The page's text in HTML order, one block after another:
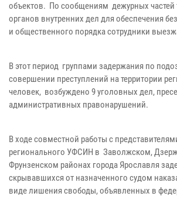
объектов. По сообщениям дежурных частей
органов внутренних дел для обеспечения
и общественного порядка сотрудники
В этот период группами задержания по
совершении преступлений на территории
человек, возбуждено 9 уголовных дел,
административных правонарушений.
В ходе совместной работы с
регионального УФСИН в Заволжском,
Фрунзенском районах города Ярославля
скрывавшихся от назначенного судом
виде лишения свободы, объявленных в